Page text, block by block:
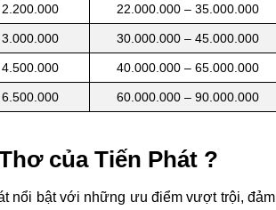
22.000.000 – 35.000.000
30.000.000 – 45.000.000
40.000.000 – 65.000.000
60.000.000 – 90.000.000
của Tiến Phát ?
nổi bật với những ưu điểm vượt trội, đảm